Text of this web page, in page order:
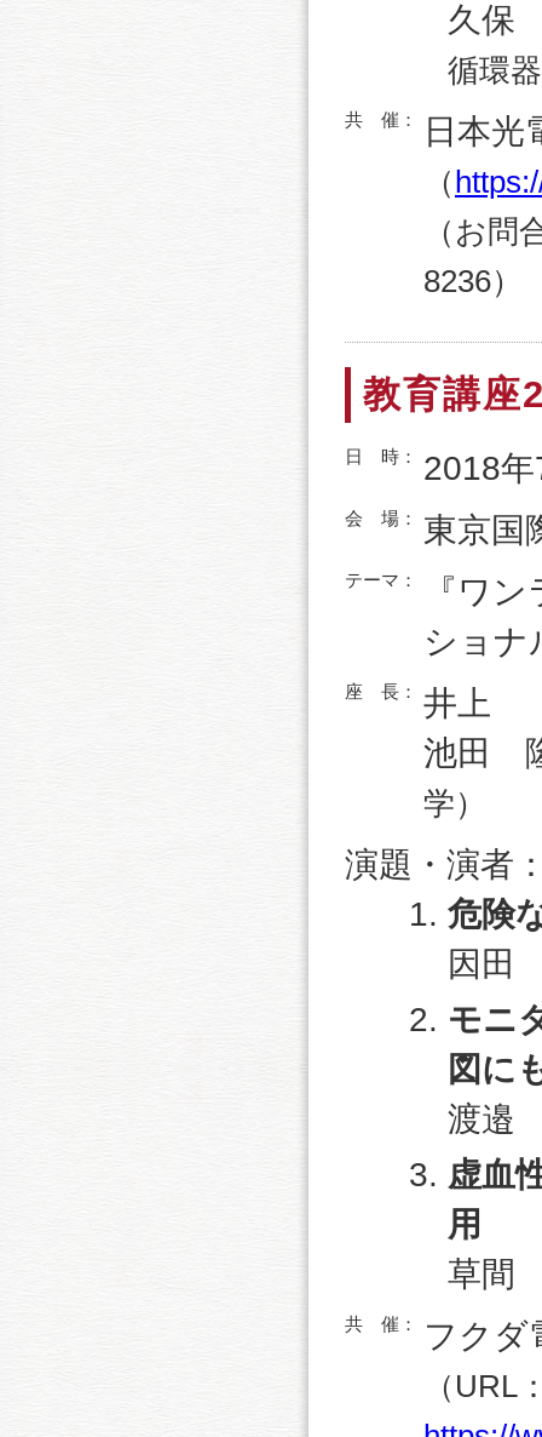
久
循環
共 催： 日本光
（
（お
8236）
教育講座
日 時： 2018
会 場： 東京国
テーマ：
『ワ
ショナ
座 長：
井上
池田
学）
演題・演者
危険
因田
モニ
図に
渡邉
虚血
用
草間
共 催： フクダ
（URL